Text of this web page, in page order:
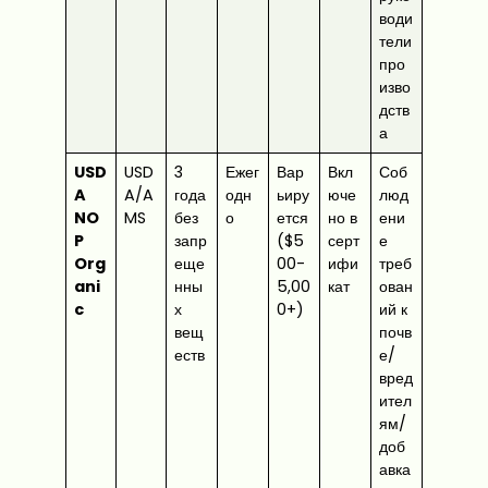
води
тели
про
изво
дств
а
USD
A
NO
P
Org
ani
c
USD
A/A
MS
3
года
без
запр
еще
нны
х
вещ
еств
Ежег
одн
о
Вар
ьиру
ется
($5
00-
5,00
0+)
Вкл
юче
но в
серт
ифи
кат
Соб
люд
ени
е
треб
ован
ий к
почв
е/
вред
ител
ям/
доб
авка